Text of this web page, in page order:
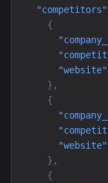
"competitors"
{
"website"
} ,
{
"website"
} ,
{